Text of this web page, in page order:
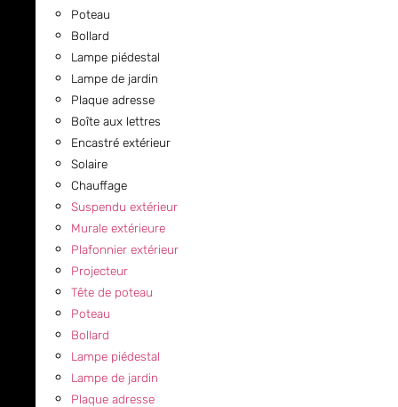
Poteau
Bollard
Lampe piédestal
Lampe de jardin
Plaque adresse
Boîte aux lettres
Encastré extérieur
Solaire
Chauffage
Suspendu extérieur
Murale extérieure
Plafonnier extérieur
Projecteur
Tête de poteau
Poteau
Bollard
Lampe piédestal
Lampe de jardin
Plaque adresse